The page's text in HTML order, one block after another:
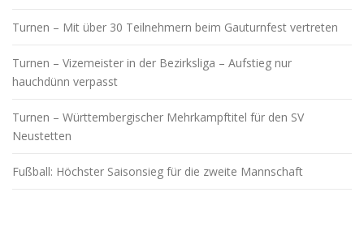
Turnen – Mit über 30 Teilnehmern beim Gauturnfest vertreten
Turnen – Vizemeister in der Bezirksliga – Aufstieg nur
hauchdünn verpasst
Turnen – Württembergischer Mehrkampftitel für den SV
Neustetten
Fußball: Höchster Saisonsieg für die zweite Mannschaft